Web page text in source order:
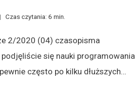
Czas czytania: 6 min.
2/2020 (04) czasopisma
się nauki programowania
często po kilku dłuższych…